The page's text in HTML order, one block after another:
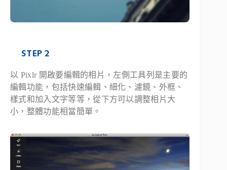
STEP 2
以 Pixlr 開啟要編輯的相片，左側工具列是主要的
編輯功能，包括快速編輯、細化、濾鏡、外框、
樣式和加入文字等等，從下方可以調整相片大
小，整體功能相當簡單。